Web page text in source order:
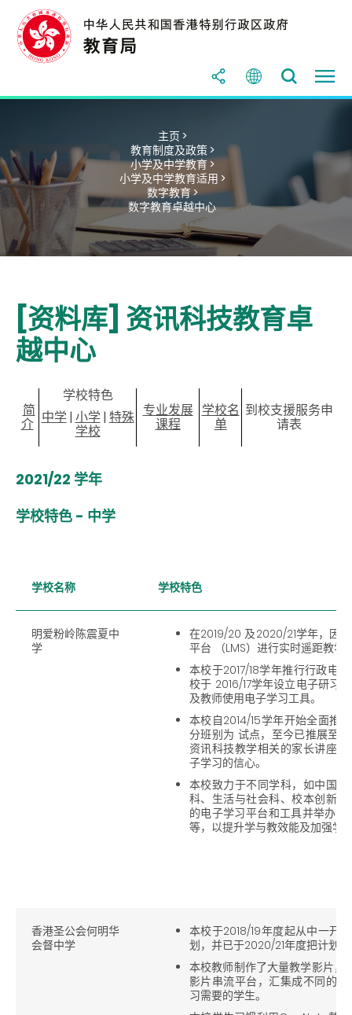
主页 >
教育制度及政策 >
小学及中学教育 >
小学及中学教育适用 >
数字教育 >
数字教育卓越中心
[资料库] 资讯科技教育卓
越中心
简
介
学校特色
中学 |小学 |特殊
学校
专业发展
课程
学校名
单
到校支援服务申
请表
2021/22 学年
学校特色 - 中学
学校名称 学校特色
明爱粉岭陈震夏中
学
在2019/20 及2020/21学年，因
平台 （LMS）进行实时遥距教学
本校于2017/18学年推行行政电
校于 2016/17学年设立电子研习
及教师使用电子学习工具。
本校自2014/15学年开始全面推
分班别为 试点，至今已推展至
资讯科技教学相关的家长讲座
子学习的信心。
本校致力于不同学科，如中国
科、生活与社会科、校本创新
的电子学习平台和工具并举办
等，以提升学与教效能及加强学
香港圣公会何明华
会督中学
本校于2018/19年度起从中一开
划，并已于2020/21年度把计划
本校教师制作了大量教学影片
影片串流平台，汇集成不同的
习需要的学生。